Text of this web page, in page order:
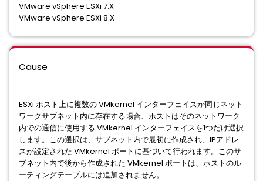
VMware vSphere ESXi 7.X
VMware vSphere ESXi 8.X
Cause
ESXi ホスト上に複数の VMkernel インターフェイスが同じネット
ワークサブネット内に存在する場合、ホストはそのネットワーク
内での通信に使用する VMkernel インターフェイスを1つだけ選択
します。この選択は、サブネット内で最初に作成され、IPアドレ
スが設定された VMkernel ポートに基づいて行われます。このサ
ブネット内で後から作成された VMkernel ポートは、ホストのル
ーティングテーブルには追加されません。